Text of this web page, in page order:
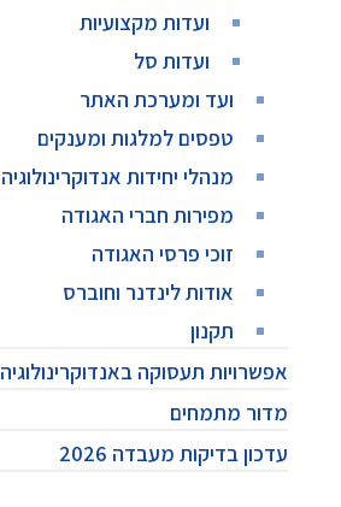
ועדות מקצועיות
ועדות סל
ועד ומערכת האתר
טפסים למלגות ומענקים
מנהלי יחידות אנדוקרינולוגיה
מפירות חברי האגודה
זוכי פרסי האגודה
אודות לינדנר וחוברס
תקנון
אפשרויות תעסוקה באנדוקרינולוגיה
מדור מתמחים
עדכון בדיקות מעבדה 2026